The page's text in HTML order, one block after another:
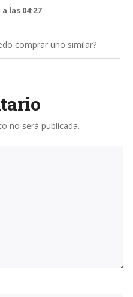
a las 04:27
comprar uno similar?
no será publicada.